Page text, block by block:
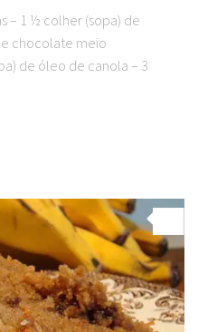
– 1 ½ colher (sopa) de
chocolate meio
de óleo de canola – 3